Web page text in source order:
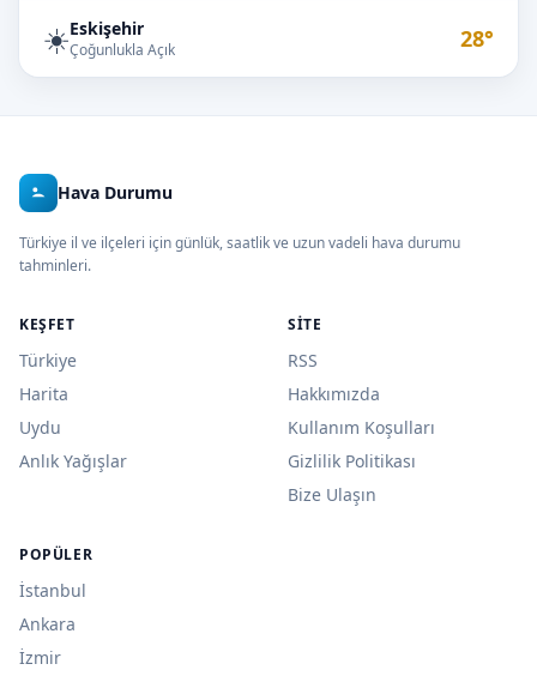
☀️Eskişehir
Çoğunlukla Açık 28°
Hava Durumu
Türkiye il ve ilçeleri için günlük, saatlik ve uzun vadeli hava durumu
tahminleri.
KEŞFET
Türkiye
Harita
Uydu
Anlık Yağışlar
SITE
RSS
Hakkımızda
Kullanım Koşulları
Gizlilik Politikası
Bize Ulaşın
POPÜLER
İstanbul
Ankara
İzmir